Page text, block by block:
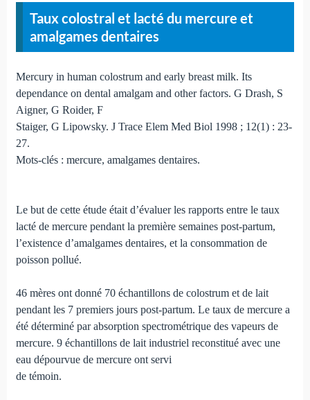
Taux colostral et lacté du mercure et
amalgames dentaires
Mercury in human colostrum and early breast milk. Its
dependance on dental amalgam and other factors. G Drash, S
Aigner, G Roider, F
Staiger, G Lipowsky. J Trace Elem Med Biol 1998 ; 12(1) : 23-
27.
Mots-clés : mercure, amalgames dentaires.
Le but de cette étude était d’évaluer les rapports entre le taux
lacté de mercure pendant la première semaines post-partum,
l’existence d’amalgames dentaires, et la consommation de
poisson pollué.
46 mères ont donné 70 échantillons de colostrum et de lait
pendant les 7 premiers jours post-partum. Le taux de mercure a
été déterminé par absorption spectrométrique des vapeurs de
mercure. 9 échantillons de lait industriel reconstitué avec une
eau dépourvue de mercure ont servi
de témoin.